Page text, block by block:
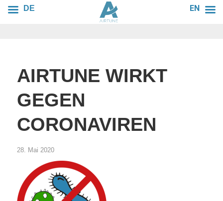
AIRTUNE WIRKT
GEGEN
CORONAVIREN
28. Mai 2020
DE EN